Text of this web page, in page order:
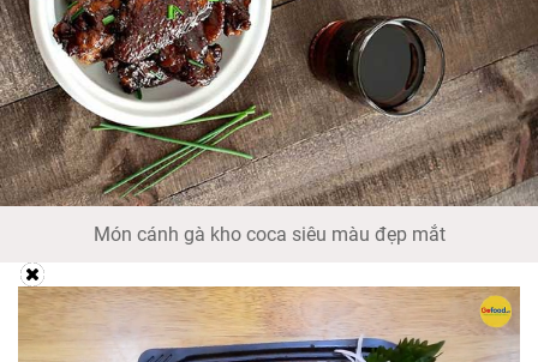
Món cánh gà kho coca siêu màu đẹp mắt